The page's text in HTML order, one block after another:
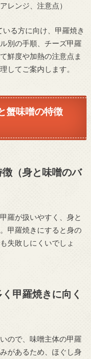
レンジ、注意点）
る方に向け、甲羅焼き
別の手順、チーズ甲羅
鮮度や加熱の注意点ま
してご案内します。
蟹味噌の特徴
（身と味噌のバ
羅が扱いやすく、身と
甲羅焼きにすると身の
失敗しにくいでしょ
甲羅焼きに向く
ので、味噌主体の甲羅
があるため、ほぐし身